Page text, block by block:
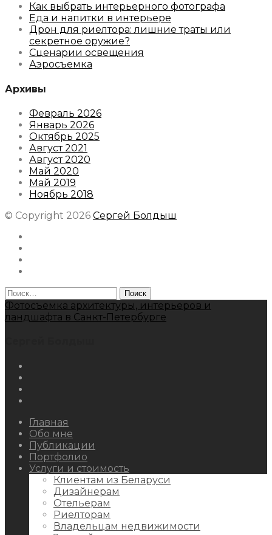
Как выбрать интерьерного фотографа
Еда и напитки в интерьере
Дрон для риелтора: лишние траты или
секретное оружие?
Сценарии освещения
Аэросъемка
Архивы
Февраль 2026
Январь 2026
Октябрь 2025
Август 2021
Август 2020
Май 2020
Май 2019
Ноябрь 2018
© Copyright 2026 Сергей Болдыш
Найти:
Фотосъемка архитектуры, интерьеров и
ландшафта в Санкт-Петербурге
Главная
Обо мне
Публикации
Портфолио
Услуги и стоимость
Клиентам из Беларуси
Дизайнерам
Отельерам
Риелторам
Владельцам недвижимости